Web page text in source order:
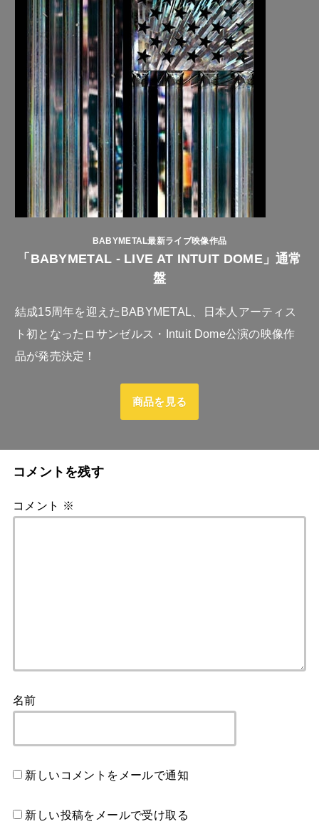
BABYMETAL最新ライブ映像作品
「BABYMETAL - LIVE AT INTUIT DOME」通常
盤
結成15周年を迎えたBABYMETAL、日本人アーティス
ト初となったロサンゼルス・Intuit Dome公演の映像作
品が発売決定！
商品を見る
コメントを残す
コメント ※
名前
新しいコメントをメールで通知
新しい投稿をメールで受け取る